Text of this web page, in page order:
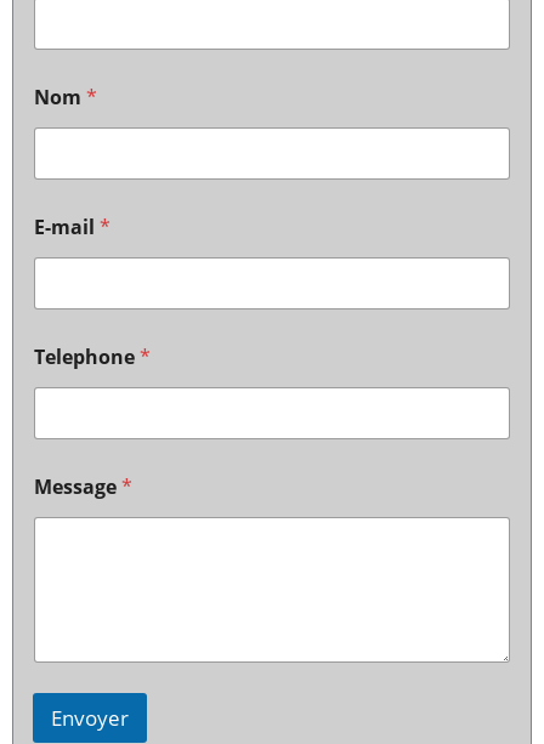
Nom *
E-mail *
Telephone*
Message*
Envoyer